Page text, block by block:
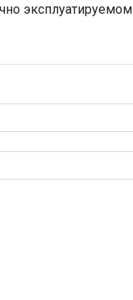
эксплуатируемом